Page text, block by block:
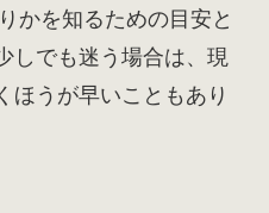
かを知るための目安と
しでも迷う場合は、現
ほうが早いこともあり